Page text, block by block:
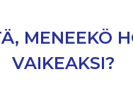
MENEEKÖ
VAIKEAKSI?